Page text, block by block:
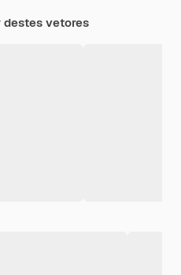
destes vetores